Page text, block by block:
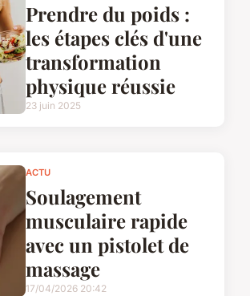
Prendre du poids :
les étapes clés d'une
transformation
physique réussie
23 juin 2025
ACTU
Soulagement
musculaire rapide
avec un pistolet de
massage
17/04/2026 20:42